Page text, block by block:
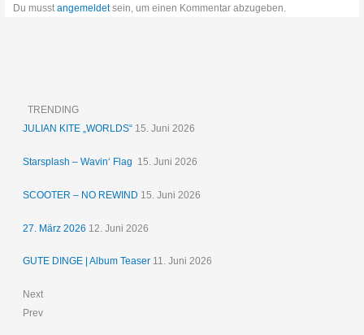
Du musstangemeldetsein, um einen Kommentar abzugeben.
TRENDING
JULIAN KITE „WORLDS“ 15. Juni 2026
Starsplash – Wavin‘ Flag 15. Juni 2026
SCOOTER – NO REWIND 15. Juni 2026
27. März 2026 12. Juni 2026
GUTE DINGE | Album Teaser 11. Juni 2026
Next
Prev